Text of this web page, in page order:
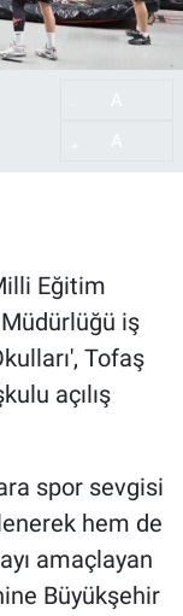
Eğitim
iş
Tofaş
açılış
spor sevgisi
hem de
amaçlayan
Büyükşehir